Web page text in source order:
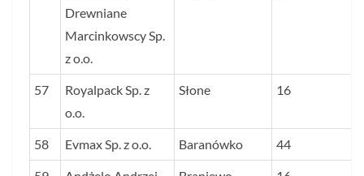
Drewniane
Marcinkowscy Sp.
z o.o.
57
Royalpack Sp. z
o.o.
Słone 16
58 Evmax Sp. z o.o. Baranówko 44